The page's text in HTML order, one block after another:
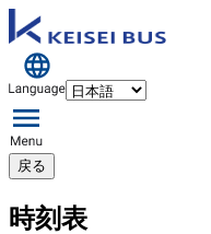
戻る
時刻表